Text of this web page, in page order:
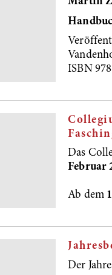
ISBN
Das
Februar
Ab dem
Der